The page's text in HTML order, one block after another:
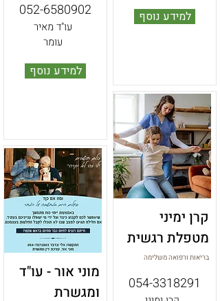
למידע נוסף
בריאות ורפואה משלימה
054-3318291
קרן ימיני
מטפלת רגשית
052-6580902
עו"ד מאיר
עומר
למידע נוסף
מוני אור - עו"ד
ומגשרת